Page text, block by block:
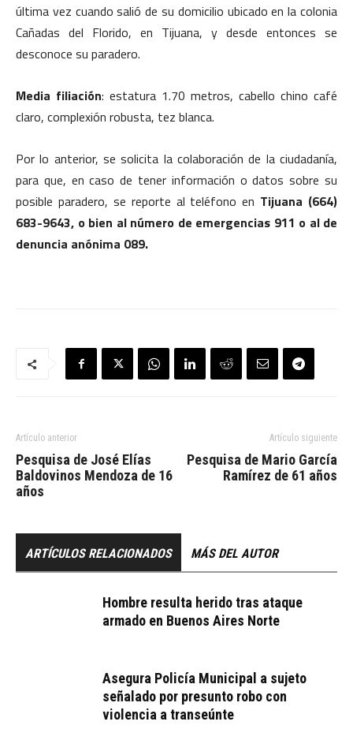
última vez cuando salió de su domicilio ubicado en la colonia
Cañadas del Florido, en Tijuana, y desde entonces se
desconoce su paradero.
Media filiación: estatura 1.70 metros, cabello chino café
claro, complexión robusta, tez blanca.
Por lo anterior, se solicita la colaboración de la ciudadanía,
para que, en caso de tener información o datos sobre su
posible paradero, se reporte al teléfono en Tijuana (664)
683-9643, o bien al número de emergencias 911 o al de
denuncia anónima 089.
Artículo anterior
Pesquisa de José Elías
Baldovinos Mendoza de 16
años
Artículo siguiente
Pesquisa de Mario García
Ramírez de 61 años
ARTÍCULOS RELACIONADOS MÁS DEL AUTOR
Hombre resulta herido tras ataque
armado en Buenos Aires Norte
Asegura Policía Municipal a sujeto
señalado por presunto robo con
violencia a transeúnte